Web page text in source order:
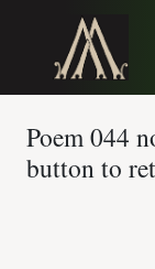
Poem 044
button to